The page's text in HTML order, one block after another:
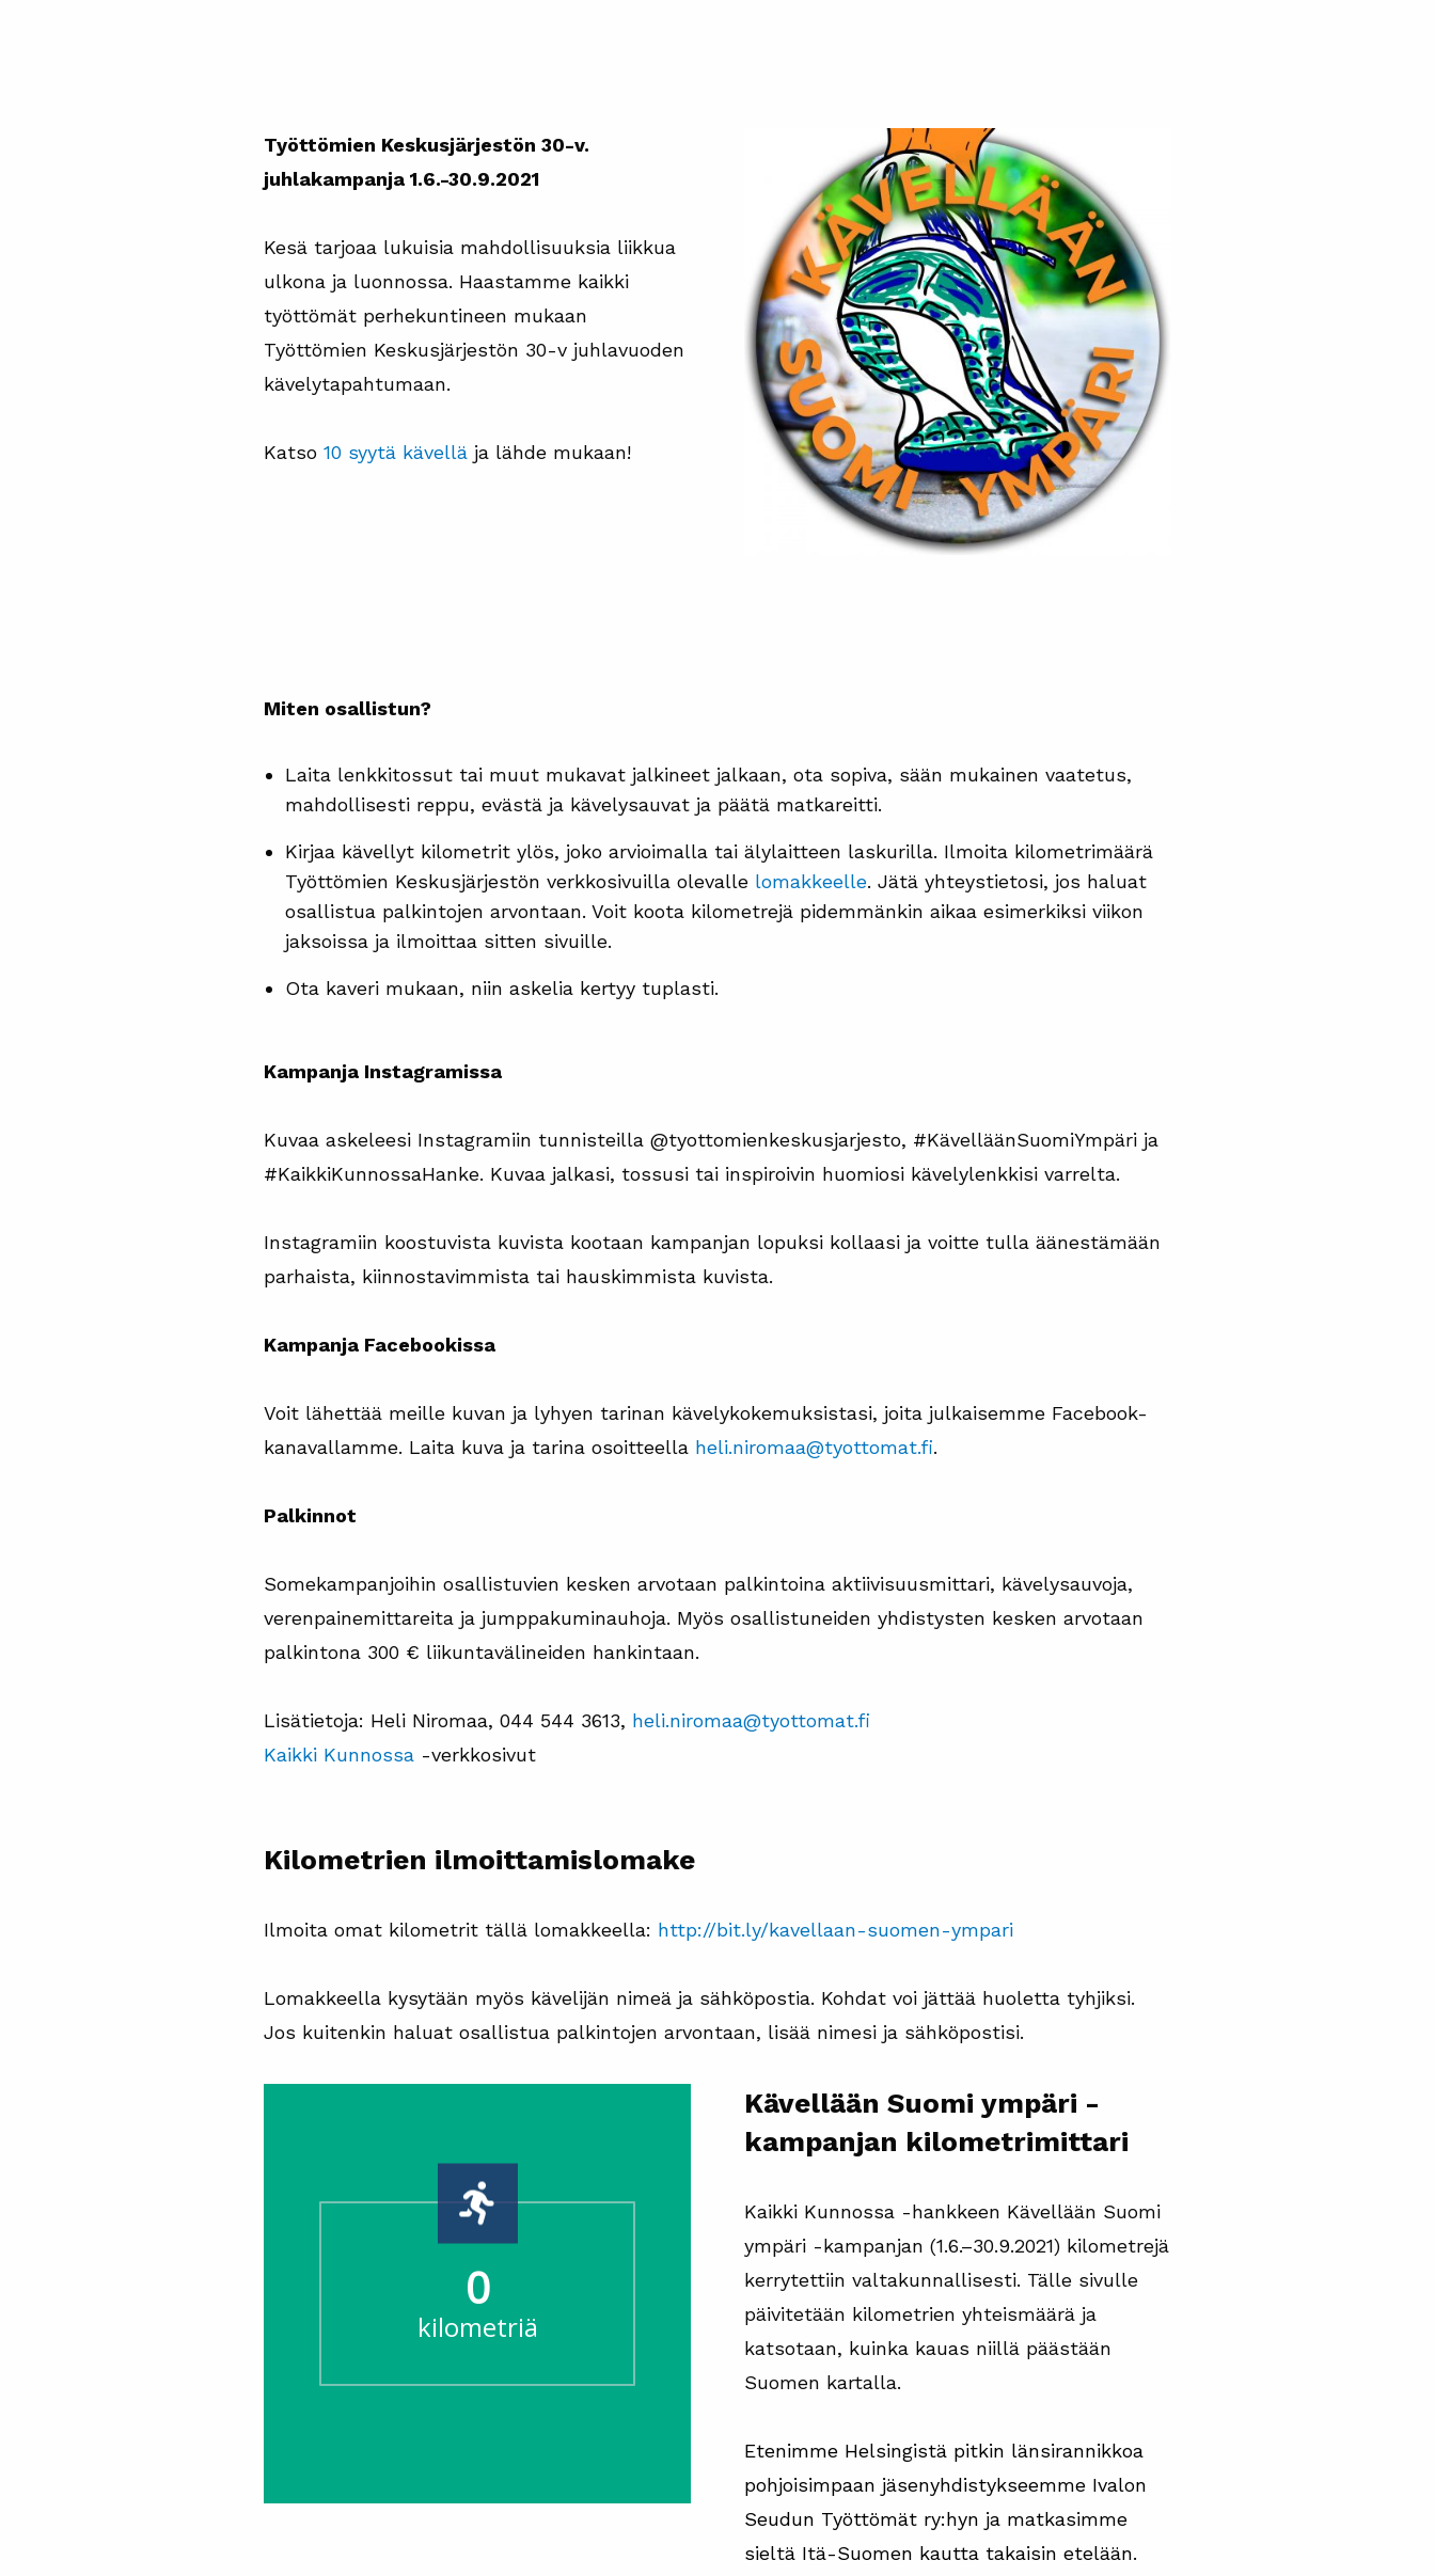
Työttömien Keskusjärjestön 30-v.
juhlakampanja 1.6.-30.9.2021
Kesä tarjoaa lukuisia mahdollisuuksia liikkua
ulkona ja luonnossa. Haastamme kaikki
työttömät perhekuntineen mukaan
Työttömien Keskusjärjestön 30-v juhlavuoden
kävelytapahtumaan.
Katso 10 syytä kävellä ja lähde mukaan!
Miten osallistun?
Laita lenkkitossut tai muut mukavat jalkineet jalkaan, ota sopiva, sään mukainen vaatetus,
mahdollisesti reppu, evästä ja kävelysauvat ja päätä matkareitti.
Kirjaa kävellyt kilometrit ylös, joko arvioimalla tai älylaitteen laskurilla. Ilmoita kilometrimäärä
Työttömien Keskusjärjestön verkkosivuilla olevalle lomakkeelle. Jätä yhteystietosi, jos haluat
osallistua palkintojen arvontaan. Voit koota kilometrejä pidemmänkin aikaa esimerkiksi viikon
jaksoissa ja ilmoittaa sitten sivuille.
Ota kaveri mukaan, niin askelia kertyy tuplasti.
Kampanja Instagramissa
Kuvaa askeleesi Instagramiin tunnisteilla @tyottomienkeskusjarjesto, #KävelläänSuomiYmpäri ja
#KaikkiKunnossaHanke. Kuvaa jalkasi, tossusi tai inspiroivin huomiosi kävelylenkkisi varrelta.
Instagramiin koostuvista kuvista kootaan kampanjan lopuksi kollaasi ja voitte tulla äänestämään
parhaista, kiinnostavimmista tai hauskimmista kuvista.
Kampanja Facebookissa
Voit lähettää meille kuvan ja lyhyen tarinan kävelykokemuksistasi, joita julkaisemme Facebook-
kanavallamme. Laita kuva ja tarina osoitteella heli.niromaa@tyottomat.fi.
Palkinnot
Somekampanjoihin osallistuvien kesken arvotaan palkintoina aktiivisuusmittari, kävelysauvoja,
verenpainemittareita ja jumppakuminauhoja. Myös osallistuneiden yhdistysten kesken arvotaan
palkintona 300 € liikuntavälineiden hankintaan.
Lisätietoja: Heli Niromaa, 044 544 3613, heli.niromaa@tyottomat.fi
Kaikki Kunnossa -verkkosivut
Kilometrien ilmoittamislomake
Ilmoita omat kilometrit tällä lomakkeella: http://bit.ly/kavellaan-suomen-ympari
Lomakkeella kysytään myös kävelijän nimeä ja sähköpostia. Kohdat voi jättää huoletta tyhjiksi.
Jos kuitenkin haluat osallistua palkintojen arvontaan, lisää nimesi ja sähköpostisi.
0
kilometriä
Kävellään Suomi ympäri -
kampanjan kilometrimittari
Kaikki Kunnossa -hankkeen Kävellään Suomi
ympäri -kampanjan (1.6.–30.9.2021) kilometrejä
kerrytettiin valtakunnallisesti. Tälle sivulle
päivitetään kilometrien yhteismäärä ja
katsotaan, kuinka kauas niillä päästään
Suomen kartalla.
Etenimme Helsingistä pitkin länsirannikkoa
pohjoisimpaan jäsenyhdistykseemme Ivalon
Seudun Työttömät ry:hyn ja matkasimme
sieltä Itä-Suomen kautta takaisin etelään.